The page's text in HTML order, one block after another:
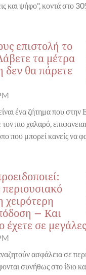
και ψήφο", κοντά στο
επιστολή το
τα μέτρα
δεν θα πάρετε
ένα ζήτημα που στην
πιο χαλαρό,
που μπορεί κανείς να
περιουσιακό
χειρότερη
– Και
έχετε σε
ασφάλεια σε
συνήθως στο ίδιο